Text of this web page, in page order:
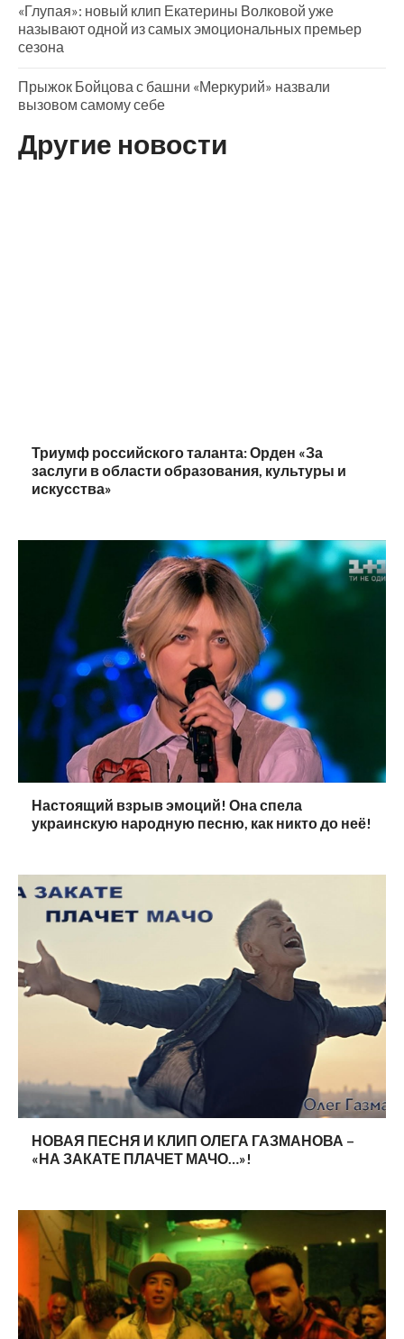
«Глупая»: новый клип Екатерины Волковой уже
называют одной из самых эмоциональных премьер
сезона
Прыжок Бойцова с башни «Меркурий» назвали
вызовом самому себе
Другие новости
Триумф российского таланта: Орден «За
заслуги в области образования, культуры и
искусства»
Настоящий взрыв эмоций! Она спела
украинскую народную песню, как никто до неё!
НОВАЯ ПЕСНЯ И КЛИП ОЛЕГА ГАЗМАНОВА –
«НА ЗАКАТЕ ПЛАЧЕТ МАЧО…»!